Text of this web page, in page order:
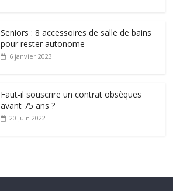
Seniors : 8 accessoires de salle de bains
pour rester autonome
6 janvier 2023
Faut-il souscrire un contrat obsèques
avant 75 ans ?
20 juin 2022